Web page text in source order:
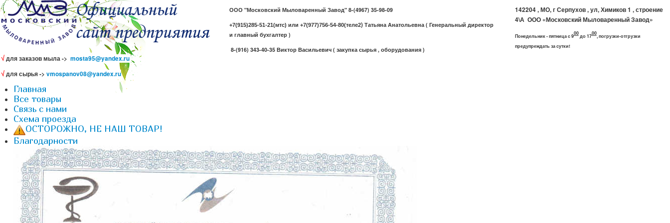
√для заказов мыла -> mosta95@yandex.ru
√для сырья -> vmospanov08@yandex.ru
ООО "Московский Мыловаренный Завод" 8-(4967) 35-98-09
+7(915)285-51-21(мтс) или +7(977)756-54-80(теле2)Татьяна Анатольевна ( Генеральный директор
и главный бухгалтер )
8-(916) 343-40-35 Виктор Васильевич ( закупка сырья , оборудования )
142204 , МО, г Серпухов , ул, Химиков 1 , строение
4\А ООО «Московский Мыловаренный Завод»
Понедельник - пятница с 9
00
до 17
00
,погрузки-отгрузки
предупреждать за сутки!
Главная
Все товары
Связь с нами
Схема проезда
ОСТОРОЖНО, НЕ НАШ ТОВАР!
Благодарности